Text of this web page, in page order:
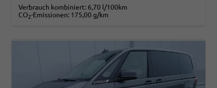
Verbrauch kombiniert: 6,70 l/100km
CO2-Emissionen: 175,00 g/km